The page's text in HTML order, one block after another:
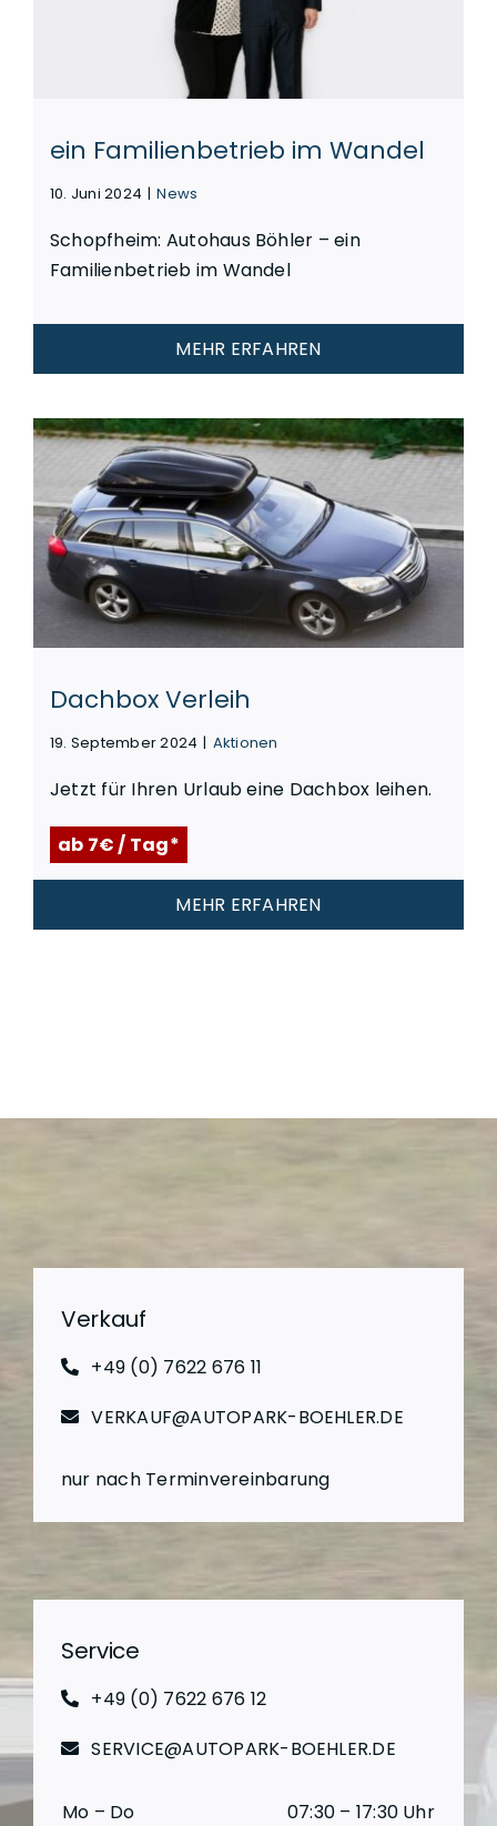
ein Familienbetrieb im Wandel
10. Juni 2024 | News
Schopfheim: Autohaus Böhler – ein
Familienbetrieb im Wandel
MEHR ERFAHREN
Dachbox Verleih
19. September 2024 | Aktionen
Jetzt für Ihren Urlaub eine Dachbox leihen.
ab 7€ / Tag*
MEHR ERFAHREN
Verkauf
+49 (0) 7622 676 11
VERKAUF@AUTOPARK-BOEHLER.DE
nur nach Terminvereinbarung
Service
+49 (0) 7622 676 12
SERVICE@AUTOPARK-BOEHLER.DE
Mo – Do
07:30 – 17:30 Uhr